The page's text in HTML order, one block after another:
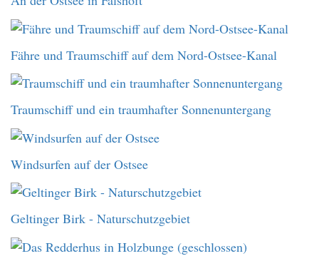
Fähre und Traumschiff auf dem Nord-Ostsee-Kanal
Traumschiff und ein traumhafter Sonnenuntergang
Windsurfen auf der Ostsee
Geltinger Birk - Naturschutzgebiet